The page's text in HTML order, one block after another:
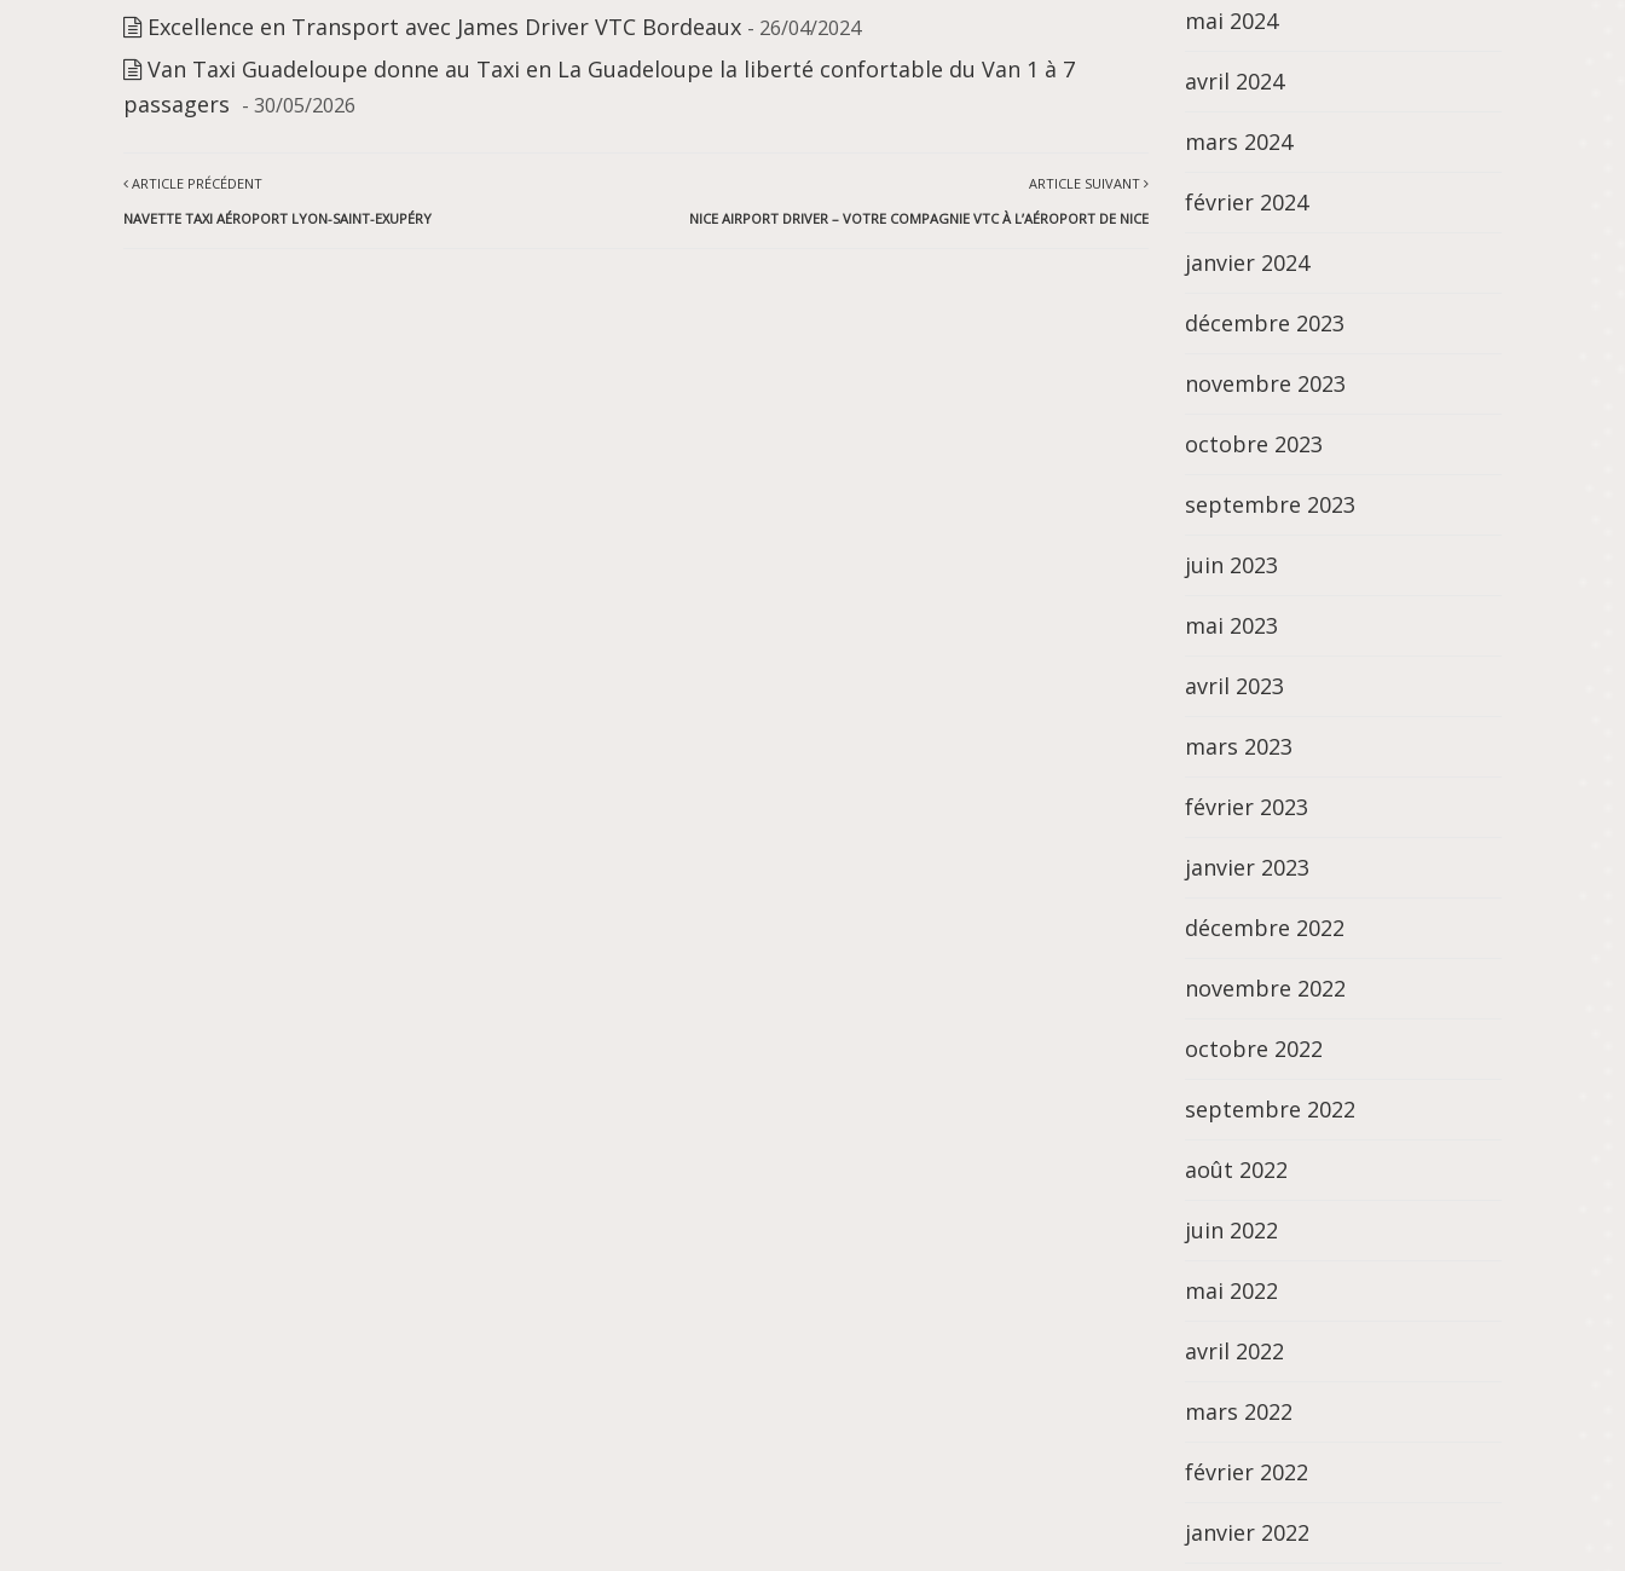
Excellence en Transport avec James Driver VTC Bordeaux - 26/04/2024
Van Taxi Guadeloupe donne au Taxi en La Guadeloupe la liberté confortable du Van 1 à 7
passagers - 30/05/2026
ARTICLE PRÉCÉDENT
NAVETTE TAXI AÉROPORT LYON-SAINT-EXUPÉRY
ARTICLE SUIVANT
NICE AIRPORT DRIVER – VOTRE COMPAGNIE VTC À L’AÉROPORT DE NICE
mai 2024
avril 2024
mars 2024
février 2024
janvier 2024
décembre 2023
novembre 2023
octobre 2023
septembre 2023
juin 2023
mai 2023
avril 2023
mars 2023
février 2023
janvier 2023
décembre 2022
novembre 2022
octobre 2022
septembre 2022
août 2022
juin 2022
mai 2022
avril 2022
mars 2022
février 2022
janvier 2022